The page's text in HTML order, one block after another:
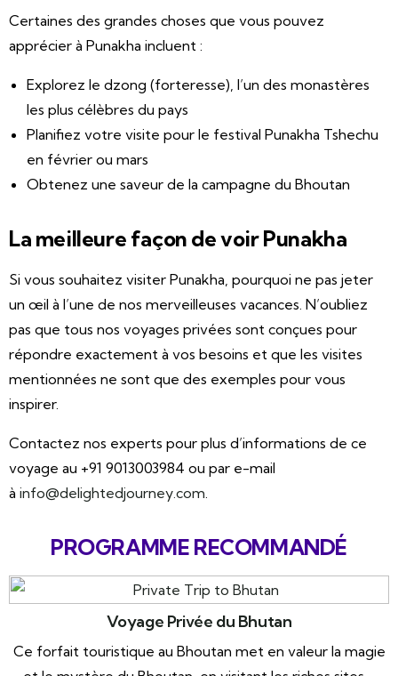
Certaines des grandes choses que vous pouvez
apprécier à Punakha incluent :
Explorez le dzong (forteresse), l’un des monastères
les plus célèbres du pays
Planifiez votre visite pour le festival Punakha Tshechu
en février ou mars
Obtenez une saveur de la campagne du Bhoutan
La meilleure façon de voir Punakha
Si vous souhaitez visiter Punakha, pourquoi ne pas jeter
un œil à l’une de nos merveilleuses vacances. N’oubliez
pas que tous nos voyages privées sont conçues pour
répondre exactement à vos besoins et que les visites
mentionnées ne sont que des exemples pour vous
inspirer.
Contactez nos experts pour plus d’informations de ce
voyage au +91 9013003984 ou par e-mail
à info@delightedjourney.com.
PROGRAMME RECOMMANDÉ
Voyage Privée du Bhutan
Ce forfait touristique au Bhoutan met en valeur la magie